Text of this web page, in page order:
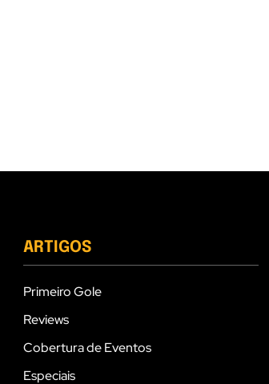
ARTIGOS
Primeiro Gole
Reviews
Cobertura de Eventos
Especiais